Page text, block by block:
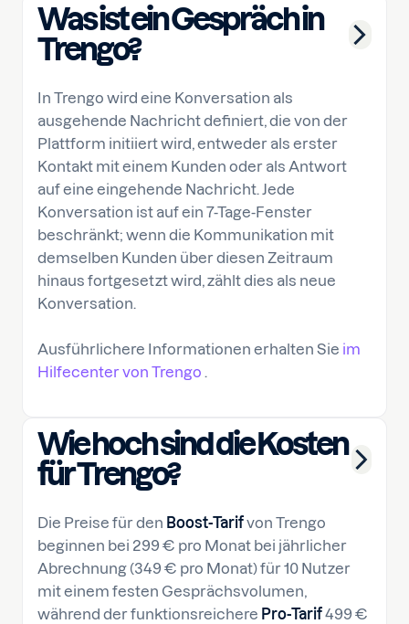
Was ist ein Gespräch in
Trengo?
In Trengo wird eine Konversation als
ausgehende Nachricht definiert, die von der
Plattform initiiert wird, entweder als erster
Kontakt mit einem Kunden oder als Antwort
auf eine eingehende Nachricht. Jede
Konversation ist auf ein 7-Tage-Fenster
beschränkt; wenn die Kommunikation mit
demselben Kunden über diesen Zeitraum
hinaus fortgesetzt wird, zählt dies als neue
Konversation.
Ausführlichere Informationen erhalten Sie im
Hilfecenter von Trengo .
Wie hoch sind die Kosten
für Trengo?
Die Preise für den Boost-Tarifvon Trengo
beginnen bei 299 € pro Monat bei jährlicher
Abrechnung (349 € pro Monat) für 10 Nutzer
mit einem festen Gesprächsvolumen,
während der funktionsreichere Pro-Tarif499 €